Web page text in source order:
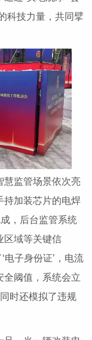
科技力量，共同擘
监管场景依次亮
持加装芯片的电焊
，后台监管系统
区域等关键信
电子身份证’，电流
全阈值，系统会立
时还模拟了违规